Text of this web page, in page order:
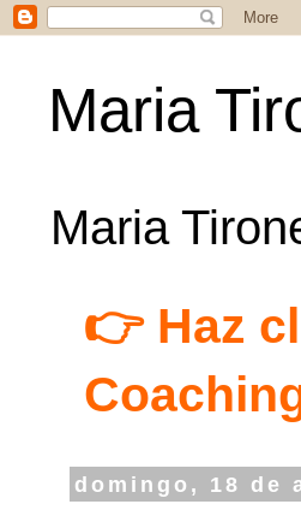
Maria
Maria
👉 Haz
domingo, 18 de